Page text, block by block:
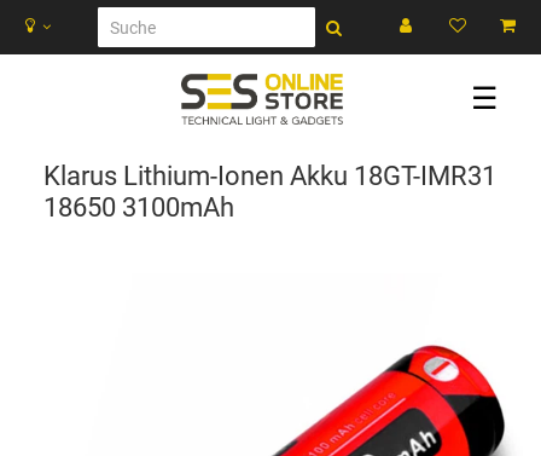
☰
Klarus Lithium-Ionen Akku 18GT-IMR31
18650 3100mAh